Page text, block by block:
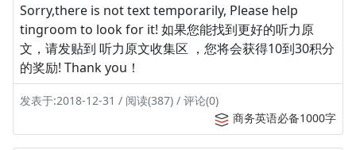
Sorry,there is not text temporarily, Please help
tingroom to look for it! 如果您能找到更好的听力原
文，请发贴到 听力原文收集区 ，您将会获得10到30积分
的奖励! Thank you！
发表于:2018-12-31 / 阅读(387) / 评论(0)
商务英语必备1000字